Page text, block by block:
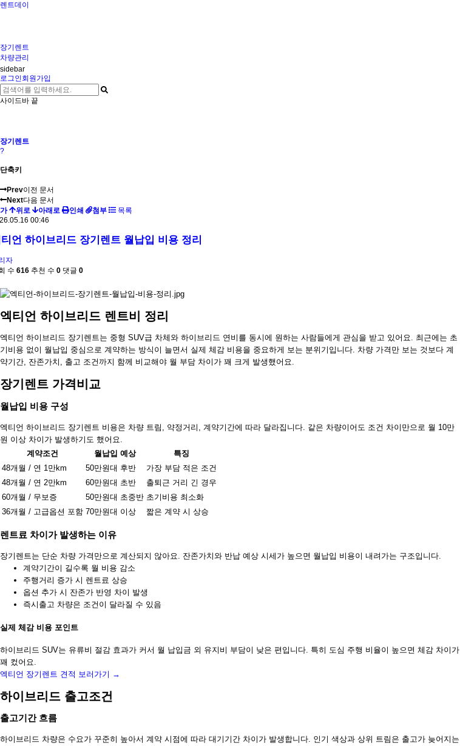
렌트데이
장기렌트
차량관리
sidebar
로그인회원가입
사이드바 끝
장기렌트
?
단축키
Prev이전 문서
Next다음 문서
가
위로 아래로 인쇄 첨부
목록
00:46
언 하이브리드 장기렌트 월납입 비용 정리
자
수 616 추천 수 0 댓글 0
엑티언 하이브리드 렌트비 정리
엑티언 하이브리드 장기렌트는 중형 SUV급 차체와 하이브리드 연비를 동시에 원하는 사람들에게 관심을 받고 있어요. 최근에는 초
기비용 없이 월납입 중심으로 계약하는 방식이 늘면서 실제 체감 비용을 중요하게 보는 분위기입니다. 차량 가격만 보는 것보다 계
약기간, 잔존가치, 출고 조건까지 함께 비교해야 월 부담 차이가 꽤 크게 발생했어요.
장기렌트 가격비교
월납입 비용 구성
엑티언 하이브리드 장기렌트 비용은 차량 트림, 약정거리, 계약기간에 따라 달라집니다. 같은 차량이어도 조건 차이만으로 월 10만
원 이상 차이가 발생하기도 했어요.
계약조건
월납입 예상
특징
48개월 / 연 1만km
50만원대 후반
가장 부담 적은 조건
48개월 / 연 2만km
60만원대 초반
출퇴근 거리 긴 경우
60개월 / 무보증
50만원대 초중반 초기비용 최소화
36개월 / 고급옵션 포함 70만원대 이상 짧은 계약 시 상승
렌트료 차이가 발생하는 이유
장기렌트는 단순 차량 가격만으로 계산되지 않아요. 잔존가치와 반납 예상 시세가 높으면 월납입 비용이 내려가는 구조입니다.
계약기간이 길수록 월 비용 감소
주행거리 증가 시 렌트료 상승
옵션 추가 시 잔존가 반영 차이 발생
즉시출고 차량은 조건이 달라질 수 있음
실제 체감 비용 포인트
하이브리드 SUV는 유류비 절감 효과가 커서 월 납입금 외 유지비 부담이 낮은 편입니다. 특히 도심 주행 비율이 높으면 체감 차이가
꽤 컸어요.
엑티언 장기렌트 견적 보러가기 →
하이브리드 출고조건
출고기간 흐름
하이브리드 차량은 수요가 꾸준히 높아서 계약 시점에 따라 대기기간 차이가 발생합니다. 인기 색상과 상위 트림은 출고가 늦어지는